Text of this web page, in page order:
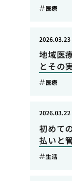
医療
地域医
とその
2026.03.23
医療
初めて
払いと
2026.03.22
生活